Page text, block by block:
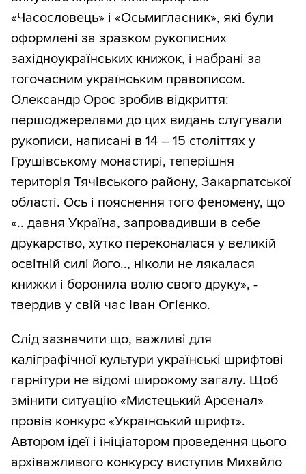
«Часословець» і «Осьмигласник», які були
оформлені за зразком рукописних
західноукраїнських книжок, і набрані за
тогочасним українським правописом.
Олександр Орос зробив відкриття:
першоджерелами до цих видань слугували
рукописи, написані в 14 – 15 століттях у
Грушівському монастирі, теперішня
територія Тячівського району, Закарпатської
області. Ось і пояснення того феномену, що
«.. давня Україна, запровадивши в себе
друкарство, хутко переконалася у великій
освітній силі його.., ніколи не лякалася
книжки і боронила волю свого друку», -
твердив у свій час Іван Огієнко.
Слід зазначити що, важливі для
каліграфічної культури українські шрифтові
гарнітури не відомі широкому загалу. Щоб
змінити ситуацію «Мистецький Арсенал»
провів конкурс «Український шрифт».
Автором ідеї і ініціатором проведення цього
архіважливого конкурсу виступив Михайло